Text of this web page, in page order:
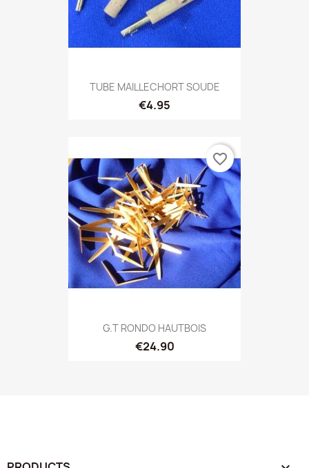
TUBE MAILLECHORT SOUDE
€4.95
G.T RONDO HAUTBOIS
€24.90
favorite_border